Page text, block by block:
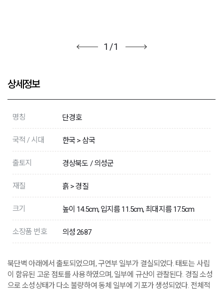
1 /1
상세정보
명칭 단경호
국적 / 시대 한국 > 삼국
출토지 경상북도 / 의성군
재질 흙 > 경질
크기 높이 14.5cm, 입지름 11.5cm, 최대지름 17.5cm
소장품 번호 의성 2687
북단벽 아래에서 출토되었으며, 구연부 일부가 결실되었다. 태토는 사립
이 함유된 고운 점토를 사용하였으며, 일부에 규산이 관찰된다. 경질 소성
으로 소성상태가 다소 불량하여 동체 일부에 기포가 생성되었다. 전체적